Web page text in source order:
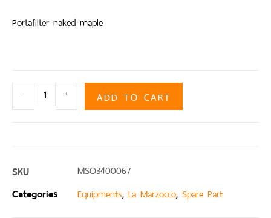
Portafilter naked maple
- + ADD TO CART
SKU MSO3400067
Categories Equipments, La Marzocco, Spare Part